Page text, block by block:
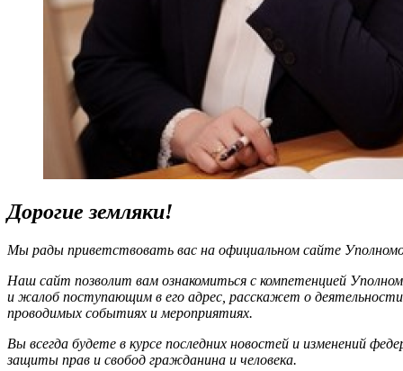
Дорогие земляки!
Мы рады приветствовать вас на официальном сайте
Наш сайт позволит вам ознакомиться с компетенцией
и жалоб поступающим в его адрес, расскажет о
проводимых событиях и мероприятиях.
Вы всегда будете в курсе последних новостей и изменений
защиты прав и свобод гражданина и человека.